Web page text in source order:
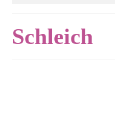
Schleich